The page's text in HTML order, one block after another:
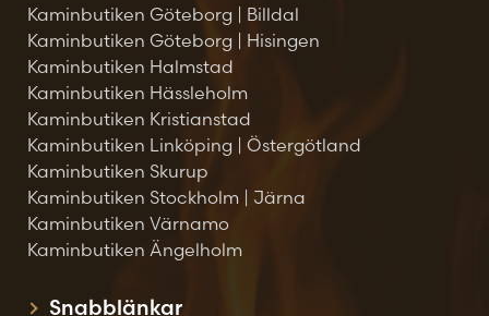
Kaminbutiken Göteborg | Billdal
Kaminbutiken Göteborg | Hisingen
Kaminbutiken Halmstad
Kaminbutiken Hässleholm
Kaminbutiken Kristianstad
Kaminbutiken Linköping | Östergötland
Kaminbutiken Skurup
Kaminbutiken Stockholm | Järna
Kaminbutiken Värnamo
Kaminbutiken Ängelholm
Snabblänkar